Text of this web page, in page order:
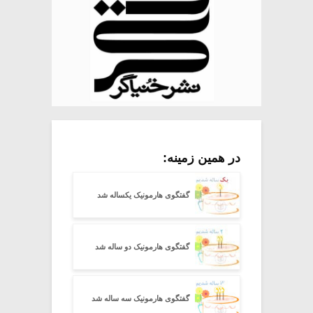
در همین زمینه:
گفتگوی هارمونیک یکساله شد
گفتگوی هارمونیک دو ساله شد
گفتگوی هارمونیک سه ساله شد